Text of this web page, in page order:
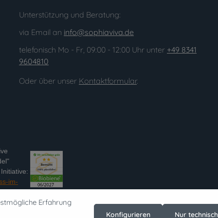
Unterstützung und Beratung:
via Email an info@sophiaviva.de
telefonisch Mo - Fr, 09:00 - 12:00 Uhr unter +49 8341
9604810
Oder über unser Kontaktformular.
im-
Erfahrung
Nur
Konfigurieren